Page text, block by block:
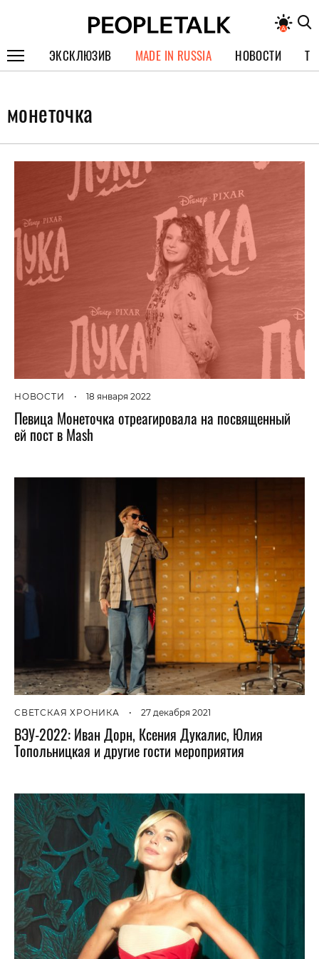
ЭКСКЛЮЗИВ
СПЕЦПРОЕКТЫ
ИНТЕРВЬЮ
ПОКОЛЕНИЕ
MADE IN RUSSIA НОВОСТИ
монеточка
НОВОСТИ • 18 января 2022
Певица Монеточка отреагировала на посвященный
ей пост в Mash
СВЕТСКАЯ ХРОНИКА • 27 декабря 2021
ВЭУ-2022: Иван Дорн, Ксения Дукалис, Юлия
Топольницкая и другие гости мероприятия